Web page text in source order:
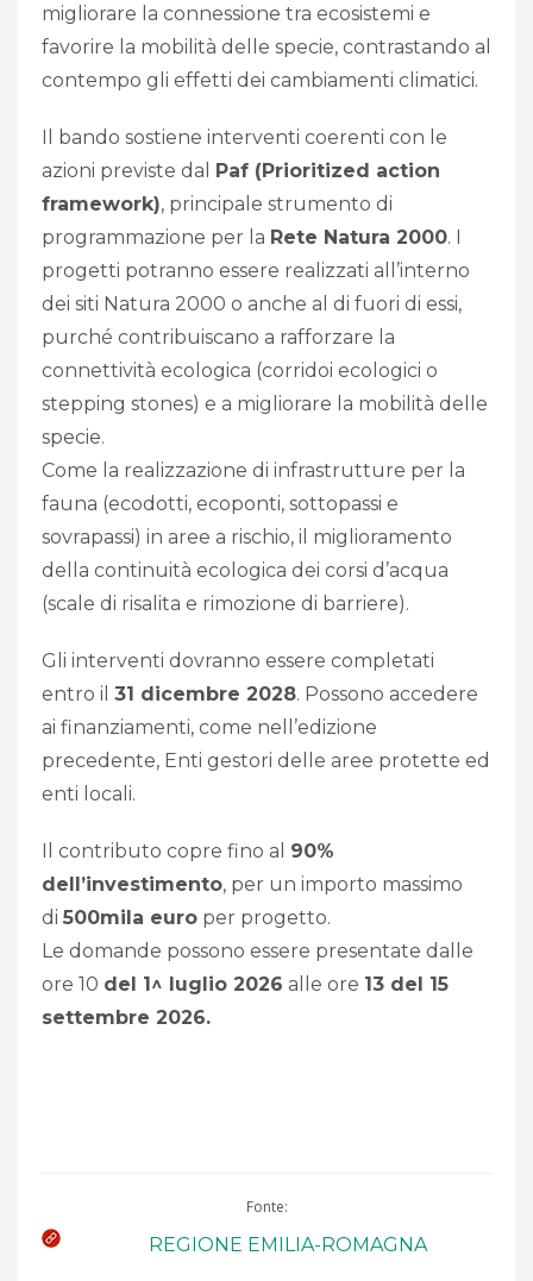
migliorare la connessione tra ecosistemi e
favorire la mobilità delle specie, contrastando al
contempo gli effetti dei cambiamenti climatici.
Il bando sostiene interventi coerenti con le
azioni previste dal
Paf (Prioritized action
framework), principale strumento di
programmazione per la Rete Natura 2000. I
progetti potranno essere realizzati all’interno
dei siti Natura 2000 o anche al di fuori di essi,
purché contribuiscano a rafforzare la
connettività ecologica (corridoi ecologici o
stepping stones) e a migliorare la mobilità delle
specie.
Come la realizzazione di infrastrutture per la
fauna (ecodotti, ecoponti, sottopassi e
sovrapassi) in aree a rischio, il miglioramento
della continuità ecologica dei corsi d’acqua
(scale di risalita e rimozione di barriere).
Gli interventi dovranno essere completati
entro il 31 dicembre 2028. Possono accedere
ai finanziamenti, come nell’edizione
precedente, Enti gestori delle aree protette ed
enti locali.
Il contributo copre fino al 90%
dell’investimento, per un importo massimo
di 500mila euro per progetto.
Le domande possono essere presentate dalle
ore 10 del 1^ luglio 2026 alle ore 13 del 15
settembre 2026.
Fonte:
REGIONE EMILIA-ROMAGNA